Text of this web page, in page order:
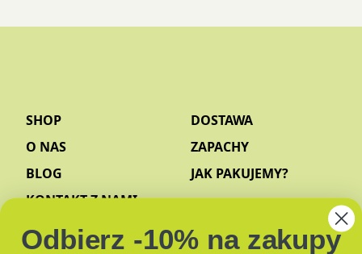
SHOP
O NAS
BLOG
KONTAKT Z NAMI
DOSTAWA
ZAPACHY
JAK PAKUJEMY?
Odbierz -10% na zakupy